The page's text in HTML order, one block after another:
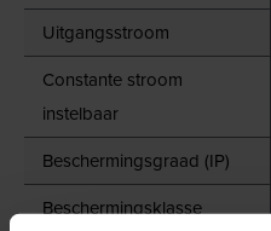
Uitgangsstroom
Constante stroom
instelbaar
Beschermingsgraad (IP)
Beschermingsklasse